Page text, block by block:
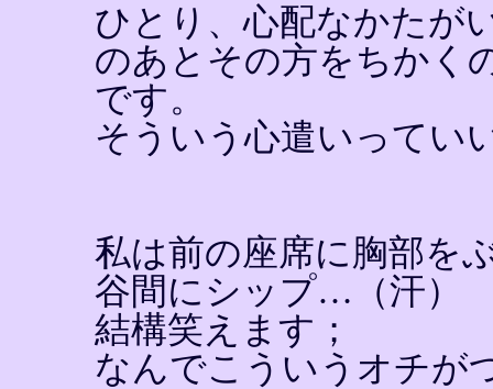
ひとり、心配なかたが
のあとその方をちかく
です。
そういう心遣いってい
私は前の座席に胸部を
谷間にシップ…（汗）
結構笑えます；
なんでこういうオチが